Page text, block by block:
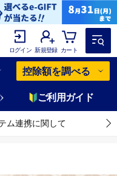
ログイン 新規登録 カート
控除額を調べる
ご利用ガイド
ム連携に関して